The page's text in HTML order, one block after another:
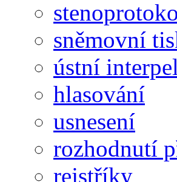
sněmovní
ústní
hlasování
usnesení
rozhodnutí
rejstříky